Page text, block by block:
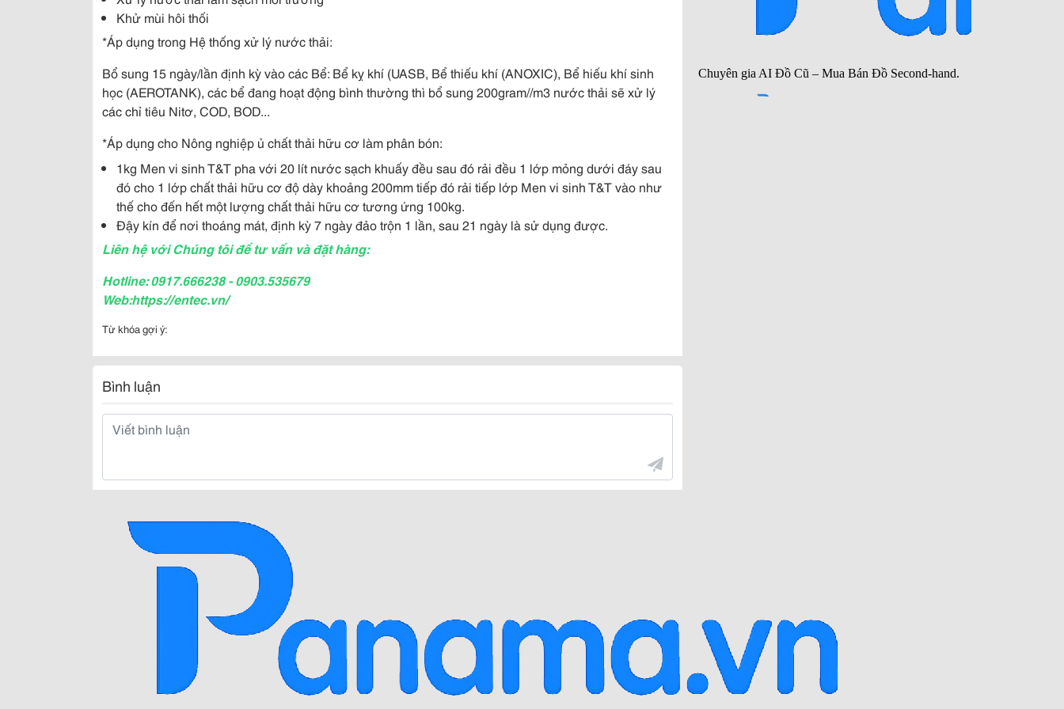
Khử mùi hôi thối
*Áp dụng trong Hệ thống xử lý nước thải:
Bổ sung 15 ngày/lần định kỳ vào các Bể: Bể kỵ khí (UASB, Bể thiếu khí (ANOXIC), Bể hiếu khí sinh
học (AEROTANK), các bể đang hoạt động bình thường thì bổ sung 200gram//m3 nước thải sẽ xử lý
các chỉ tiêu Nitơ, COD, BOD...
*Áp dụng cho Nông nghiệp ủ chất thải hữu cơ làm phân bón:
1kg Men vi sinh T&T pha với 20 lít nước sạch khuấy đều sau đó rải đều 1 lớp mỏng dưới đáy sau
đó cho 1 lớp chất thải hữu cơ độ dày khoảng 200mm tiếp đó rải tiếp lớp Men vi sinh T&T vào như
thế cho đến hết một lượng chất thải hữu cơ tương ứng 100kg.
Đậy kín để nơi thoáng mát, định kỳ 7 ngày đảo trộn 1 lần, sau 21 ngày là sử dụng được.
Liên hệ với Chúng tôi để tư vấn và đặt hàng:
Hotline: 0917.666238 - 0903.535679
Web:https://entec.vn/
Từ khóa gợi ý:
Bình luận